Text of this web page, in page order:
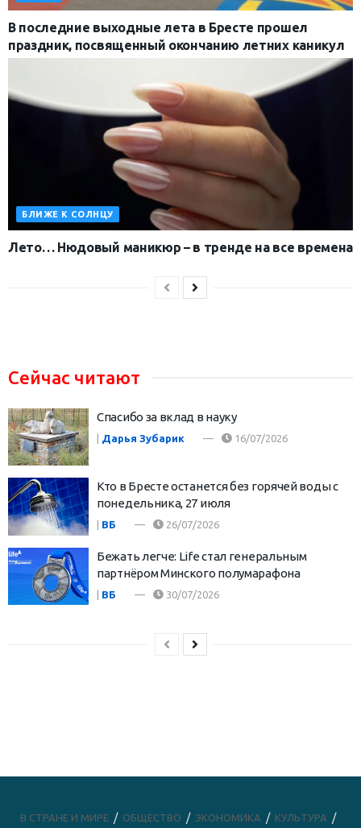
В последние выходные лета в Бресте прошел
праздник, посвященный окончанию летних каникул
БЛИЖЕ К СОЛНЦУ
Лето… Нюдовый маникюр – в тренде на все времена
Сейчас читают
Спасибо за вклад в науку
| Дарья Зубарик 16/07/2026
Кто в Бресте останется без горячей воды с
понедельника, 27 июля
ВБ 26/07/2026
Бежать легче: Life стал генеральным
партнёром Минского полумарафона
| ВБ 30/07/2026
В СТРАНЕ И МИРЕ ОБЩЕСТВО ЭКОНОМИКА КУЛЬТУРА